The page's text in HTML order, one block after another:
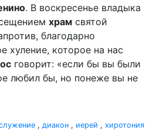
. В воскресенье владыка
храм святой
благодарно
хуление, которое на нас
говорит: «если бы вы были
любил бы, но понеже вы не
, диакон , иерей , хиротония